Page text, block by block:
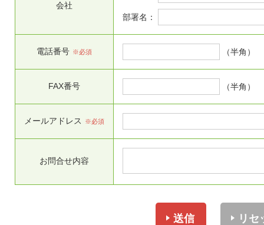
会社
部署名：
電話番号 ※必須 （半角）
FAX番号 （半角）
メールアドレス ※必須
お問合せ内容
送信 リセ